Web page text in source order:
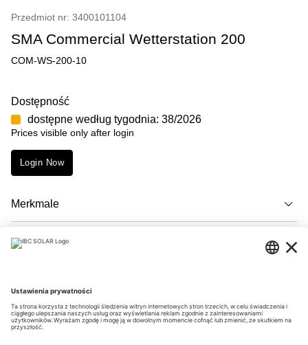
Przedmiot nr: 3400101104
SMA Commercial Wetterstation 200
COM-WS-200-10
Dostępność
dostępne według tygodnia: 38/2026
Prices visible only after login
Login Now
Merkmale
Opis
Downloads